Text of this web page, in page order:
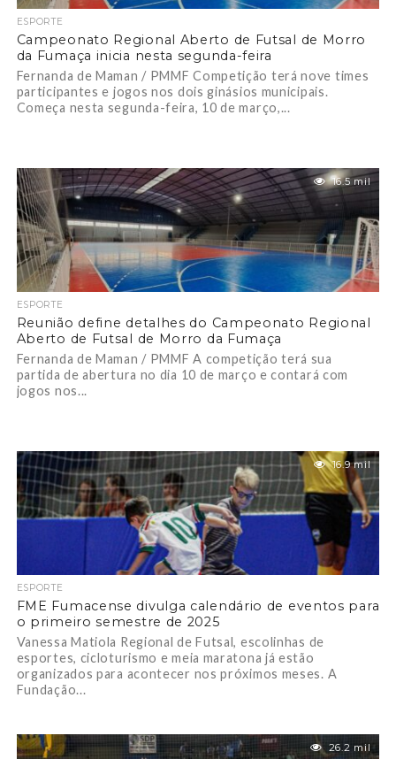
ESPORTE
Campeonato Regional Aberto de Futsal de Morro
da Fumaça inicia nesta segunda-feira
Fernanda de Maman / PMMF Competição terá nove times
participantes e jogos nos dois ginásios municipais.
Começa nesta segunda-feira, 10 de março,...
16.5 mil
ESPORTE
Reunião define detalhes do Campeonato Regional
Aberto de Futsal de Morro da Fumaça
Fernanda de Maman / PMMF A competição terá sua
partida de abertura no dia 10 de março e contará com
jogos nos...
16.9 mil
ESPORTE
FME Fumacense divulga calendário de eventos para
o primeiro semestre de 2025
Vanessa Matiola Regional de Futsal, escolinhas de
esportes, cicloturismo e meia maratona já estão
organizados para acontecer nos próximos meses. A
Fundação...
26.2 mil